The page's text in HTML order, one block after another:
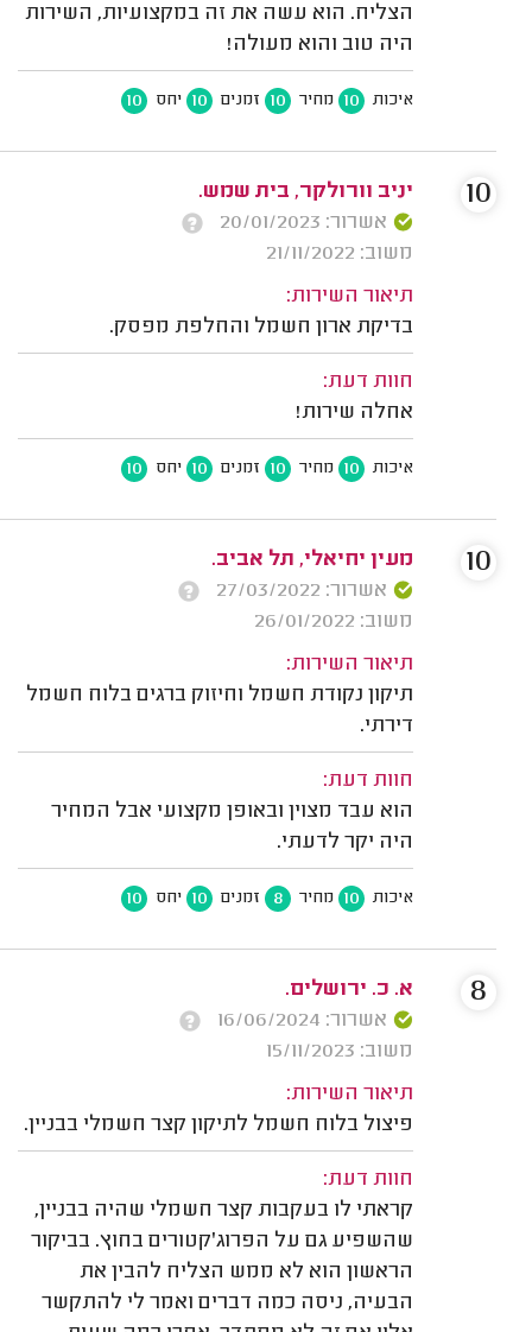
הצליח. הוא עשה את זה במקצועיות, השירות
היה טוב והוא מעולה!
איכות 10 מחיר 10 זמנים 10 יחס 10
יניב וורולקר, בית שמש.
אשרור: 20/01/2023
משוב: 21/11/2022
תיאור השירות:
בדיקת ארון חשמל והחלפת מפסק.
חוות דעת:
אחלה שירות!
איכות 10 מחיר 10 זמנים 10 יחס 10
10
מעין יחיאלי, תל אביב.
אשרור: 27/03/2022
משוב: 26/01/2022
תיאור השירות:
תיקון נקודת חשמל וחיזוק ברגים בלוח חשמל
דירתי.
חוות דעת:
הוא עבד מצוין ובאופן מקצועי אבל המחיר
היה יקר לדעתי.
איכות 10 מחיר 8 זמנים 10 יחס 10
10
א. כ. ירושלים.
אשרור: 16/06/2024
משוב: 15/11/2023
תיאור השירות:
פיצול בלוח חשמל לתיקון קצר חשמלי בבניין.
חוות דעת:
קראתי לו בעקבות קצר חשמלי שהיה בבניין,
שהשפיע גם על הפרוג'קטורים בחוץ. בביקור
הראשון הוא לא ממש הצליח להבין את
הבעיה, ניסה כמה דברים ואמר לי להתקשר
8